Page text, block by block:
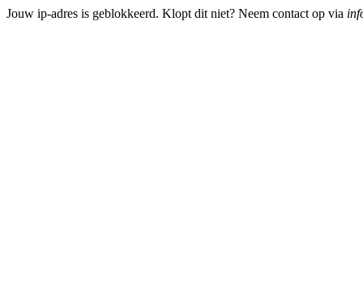
Jouw ip-adres is geblokkeerd. Klopt dit niet? Neem contact op via